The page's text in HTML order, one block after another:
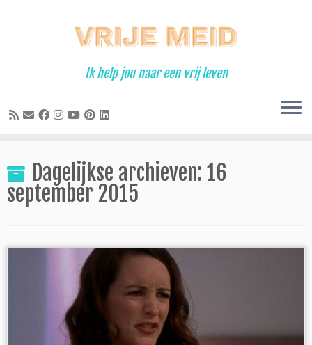
Ik help jou naar een vrij leven
Dagelijkse archieven: 16
september 2015